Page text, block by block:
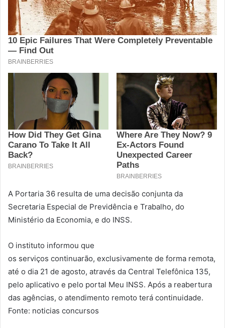
A Portaria 36 resulta de uma decisão conjunta da
Secretaria Especial de Previdência e Trabalho, do
Ministério da Economia, e do INSS.
O instituto informou que
os serviços continuarão, exclusivamente de forma remota,
até o dia 21 de agosto, através da Central Telefônica 135,
pelo aplicativo e pelo portal Meu INSS. Após a reabertura
das agências, o atendimento remoto terá continuidade.
Fonte: noticias concursos